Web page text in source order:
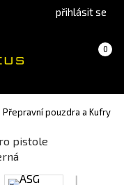
přihlásit se
Košík 0
(prázdný)
Přepravní pouzdra a Kufry